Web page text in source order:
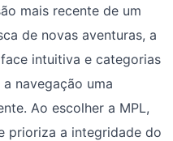
mais recente de um
de novas aventuras, a
intuitiva e categorias
navegação uma
Ao escolher a MPL,
prioriza a integridade do